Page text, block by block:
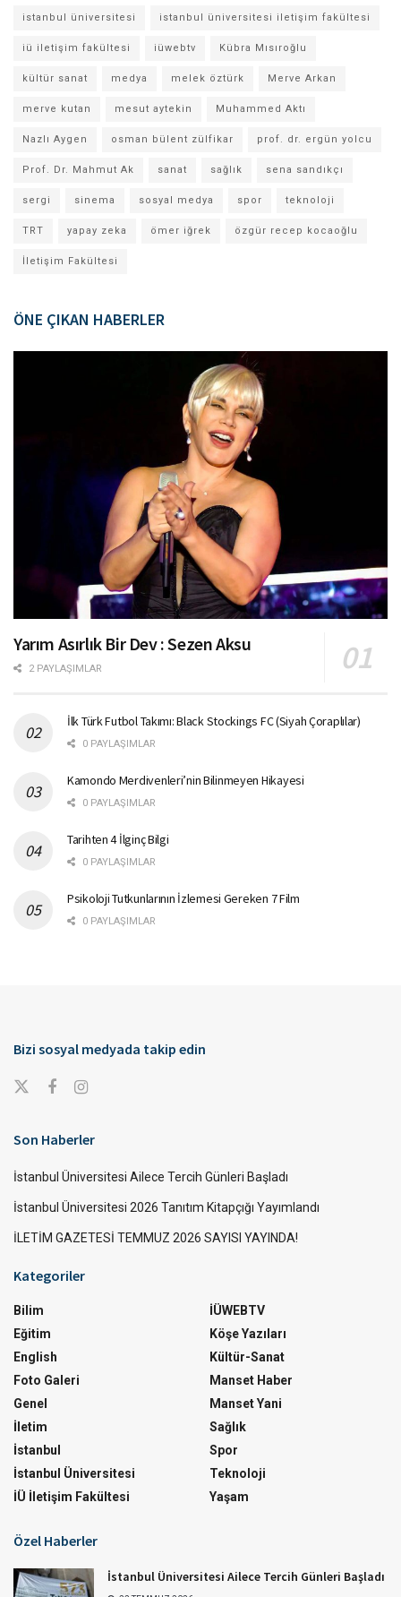
istanbul üniversitesi istanbul üniversitesi iletişim fakültesi
iü iletişim fakültesi iüwebtv Kübra Mısıroğlu
kültür sanat medya melek öztürk Merve Arkan
merve kutan mesut aytekin Muhammed Aktı
Nazlı Aygen osman bülent zülfikar prof. dr. ergün yolcu
Prof. Dr. Mahmut Ak sanat sağlık sena sandıkçı
sergi sinema sosyal medya spor teknoloji
TRT yapay zeka ömer iğrek özgür recep kocaoğlu
İletişim Fakültesi
ÖNE ÇIKAN HABERLER
Yarım Asırlık Bir Dev : Sezen Aksu
2 PAYLAŞIMLAR
İlk Türk Futbol Takımı: Black Stockings FC (Siyah Çoraplılar)
0 PAYLAŞIMLAR
Kamondo Merdivenleri’nin Bilinmeyen Hikayesi
0 PAYLAŞIMLAR
Tarihten 4 İlginç Bilgi
0 PAYLAŞIMLAR
Psikoloji Tutkunlarının İzlemesi Gereken 7 Film
0 PAYLAŞIMLAR
Bizi sosyal medyada takip edin
Son Haberler
İstanbul Üniversitesi Ailece Tercih Günleri Başladı
İstanbul Üniversitesi 2026 Tanıtım Kitapçığı Yayımlandı
İLETİM GAZETESİ TEMMUZ 2026 SAYISI YAYINDA!
Kategoriler
Bilim
Eğitim
English
Foto Galeri
Genel
İletim
İstanbul
İstanbul Üniversitesi
İÜ İletişim Fakültesi
İÜWEBTV
Köşe Yazıları
Kültür-Sanat
Manset Haber
Manset Yani
Sağlık
Spor
Teknoloji
Yaşam
Özel Haberler
İstanbul Üniversitesi Ailece Tercih Günleri Başladı